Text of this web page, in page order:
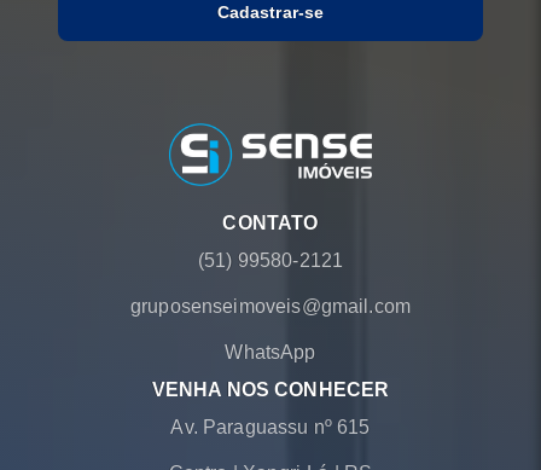
Cadastrar-se
CONTATO
(51) 99580-2121
gruposenseimoveis@gmail.com
WhatsApp
VENHA NOS CONHECER
Av. Paraguassu nº 615